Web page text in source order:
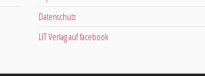
Datenschutz
LIT Verlag auf facebook